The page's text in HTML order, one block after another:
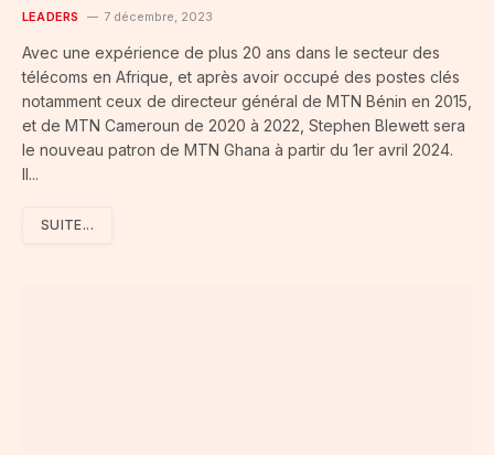
LEADERS 7 décembre, 2023
Avec une expérience de plus 20 ans dans le secteur des
télécoms en Afrique, et après avoir occupé des postes clés
notamment ceux de directeur général de MTN Bénin en 2015,
et de MTN Cameroun de 2020 à 2022, Stephen Blewett sera
le nouveau patron de MTN Ghana à partir du 1er avril 2024.
Il...
SUITE...